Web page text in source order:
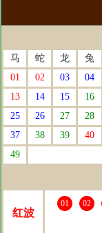
马
蛇 龙 兔
01
02 03 04
13
14 15 16
25
26 27 28
37
38 39 40
49
红波
01 02